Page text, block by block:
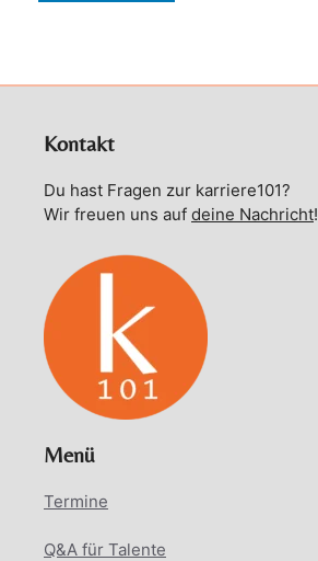
Kontakt
Du hast Fragen zur karriere101?
Wir freuen uns auf deine Nachricht!
Menü
Termine
Q&A für Talente